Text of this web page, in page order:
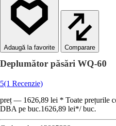
Comparare
Deplumător păsări WQ-60
5(1 Recenzie)
preț — 1626,89 lei * Toate prețurile
DBA pe buc.1626,89 lei*/ buc.